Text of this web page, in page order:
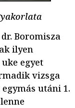
Boromisza
ilyen
egyet
vizsga
utáni 1.